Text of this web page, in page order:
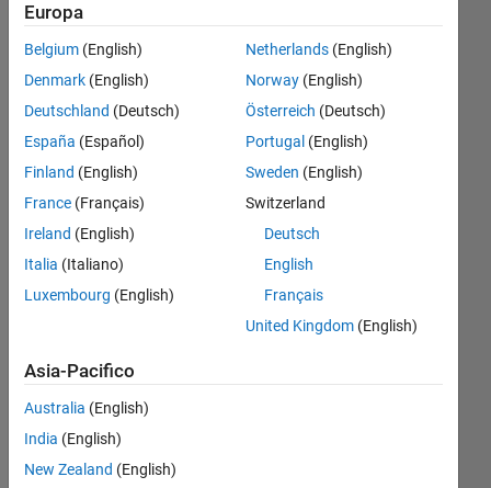
ルを
読み込
めま​
せ
ん。」
と出
る。
Hideki
27 Nov
Risposta
accettata
Europa
Belgium (English)
Denmark (English)
Deutschland (Deutsch)
España (Español)
Finland (English)
France (Français)
Ireland (English)
Italia (Italiano)
Luxembourg (English)
Netherlands(English)
Norway(English)
Österreich (Deutsch)
Portugal (English)
Sweden (English)
Switzerland
Deutsch
English
Français
United Kingdom(English)
Asia-Pacifico
Australia (English)
India (English)
New Zealand (English)